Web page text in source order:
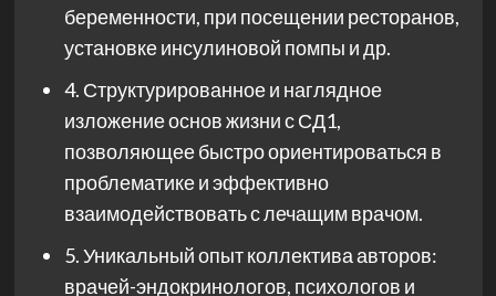
беременности, при посещении ресторанов,
установке инсулиновой помпы и др.
4. Структурированное и наглядное
изложение основ жизни с СД1,
позволяющее быстро ориентироваться в
проблематике и эффективно
взаимодействовать с лечащим врачом.
5. Уникальный опыт коллектива авторов:
врачей-эндокринологов, психологов и